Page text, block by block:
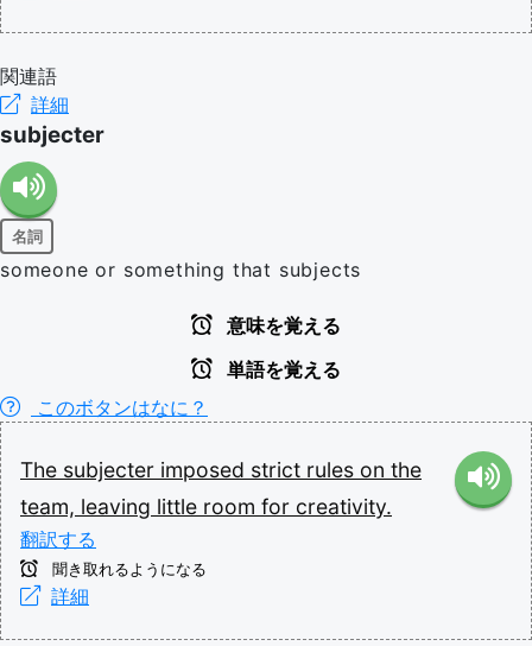
関連語
詳細
subjecter
名詞
someone or something that subjects
意味を覚える
単語を覚える
このボタンはなに？
The subjecter imposed strict rules on the
team, leaving little room for creativity.
翻訳する
聞き取れるようになる
詳細